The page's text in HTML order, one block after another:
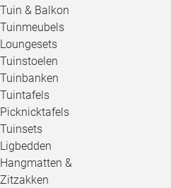
Tuin & Balkon
Tuinmeubels
Loungesets
Tuinstoelen
Tuinbanken
Tuintafels
Picknicktafels
Tuinsets
Ligbedden
Hangmatten &
Zitzakken